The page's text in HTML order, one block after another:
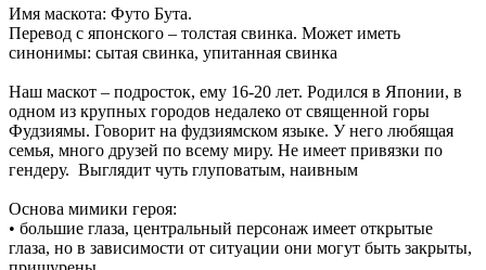
Имя маскота: Футо Бута.
Перевод с японского – толстая свинка. Может иметь
синонимы: сытая свинка, упитанная свинка
Наш маскот – подросток, ему 16-20 лет. Родился в Японии, в
одном из крупных городов недалеко от священной горы
Фудзиямы. Говорит на фудзиямском языке. У него любящая
семья, много друзей по всему миру. Не имеет привязки по
гендеру. Выглядит чуть глуповатым, наивным
Основа мимики героя:
• большие глаза, центральный персонаж имеет открытые
глаза, но в зависимости от ситуации они могут быть закрыты,